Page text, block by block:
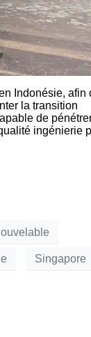
Indonésie, afin
la transition
de
ingénierie
Singapore